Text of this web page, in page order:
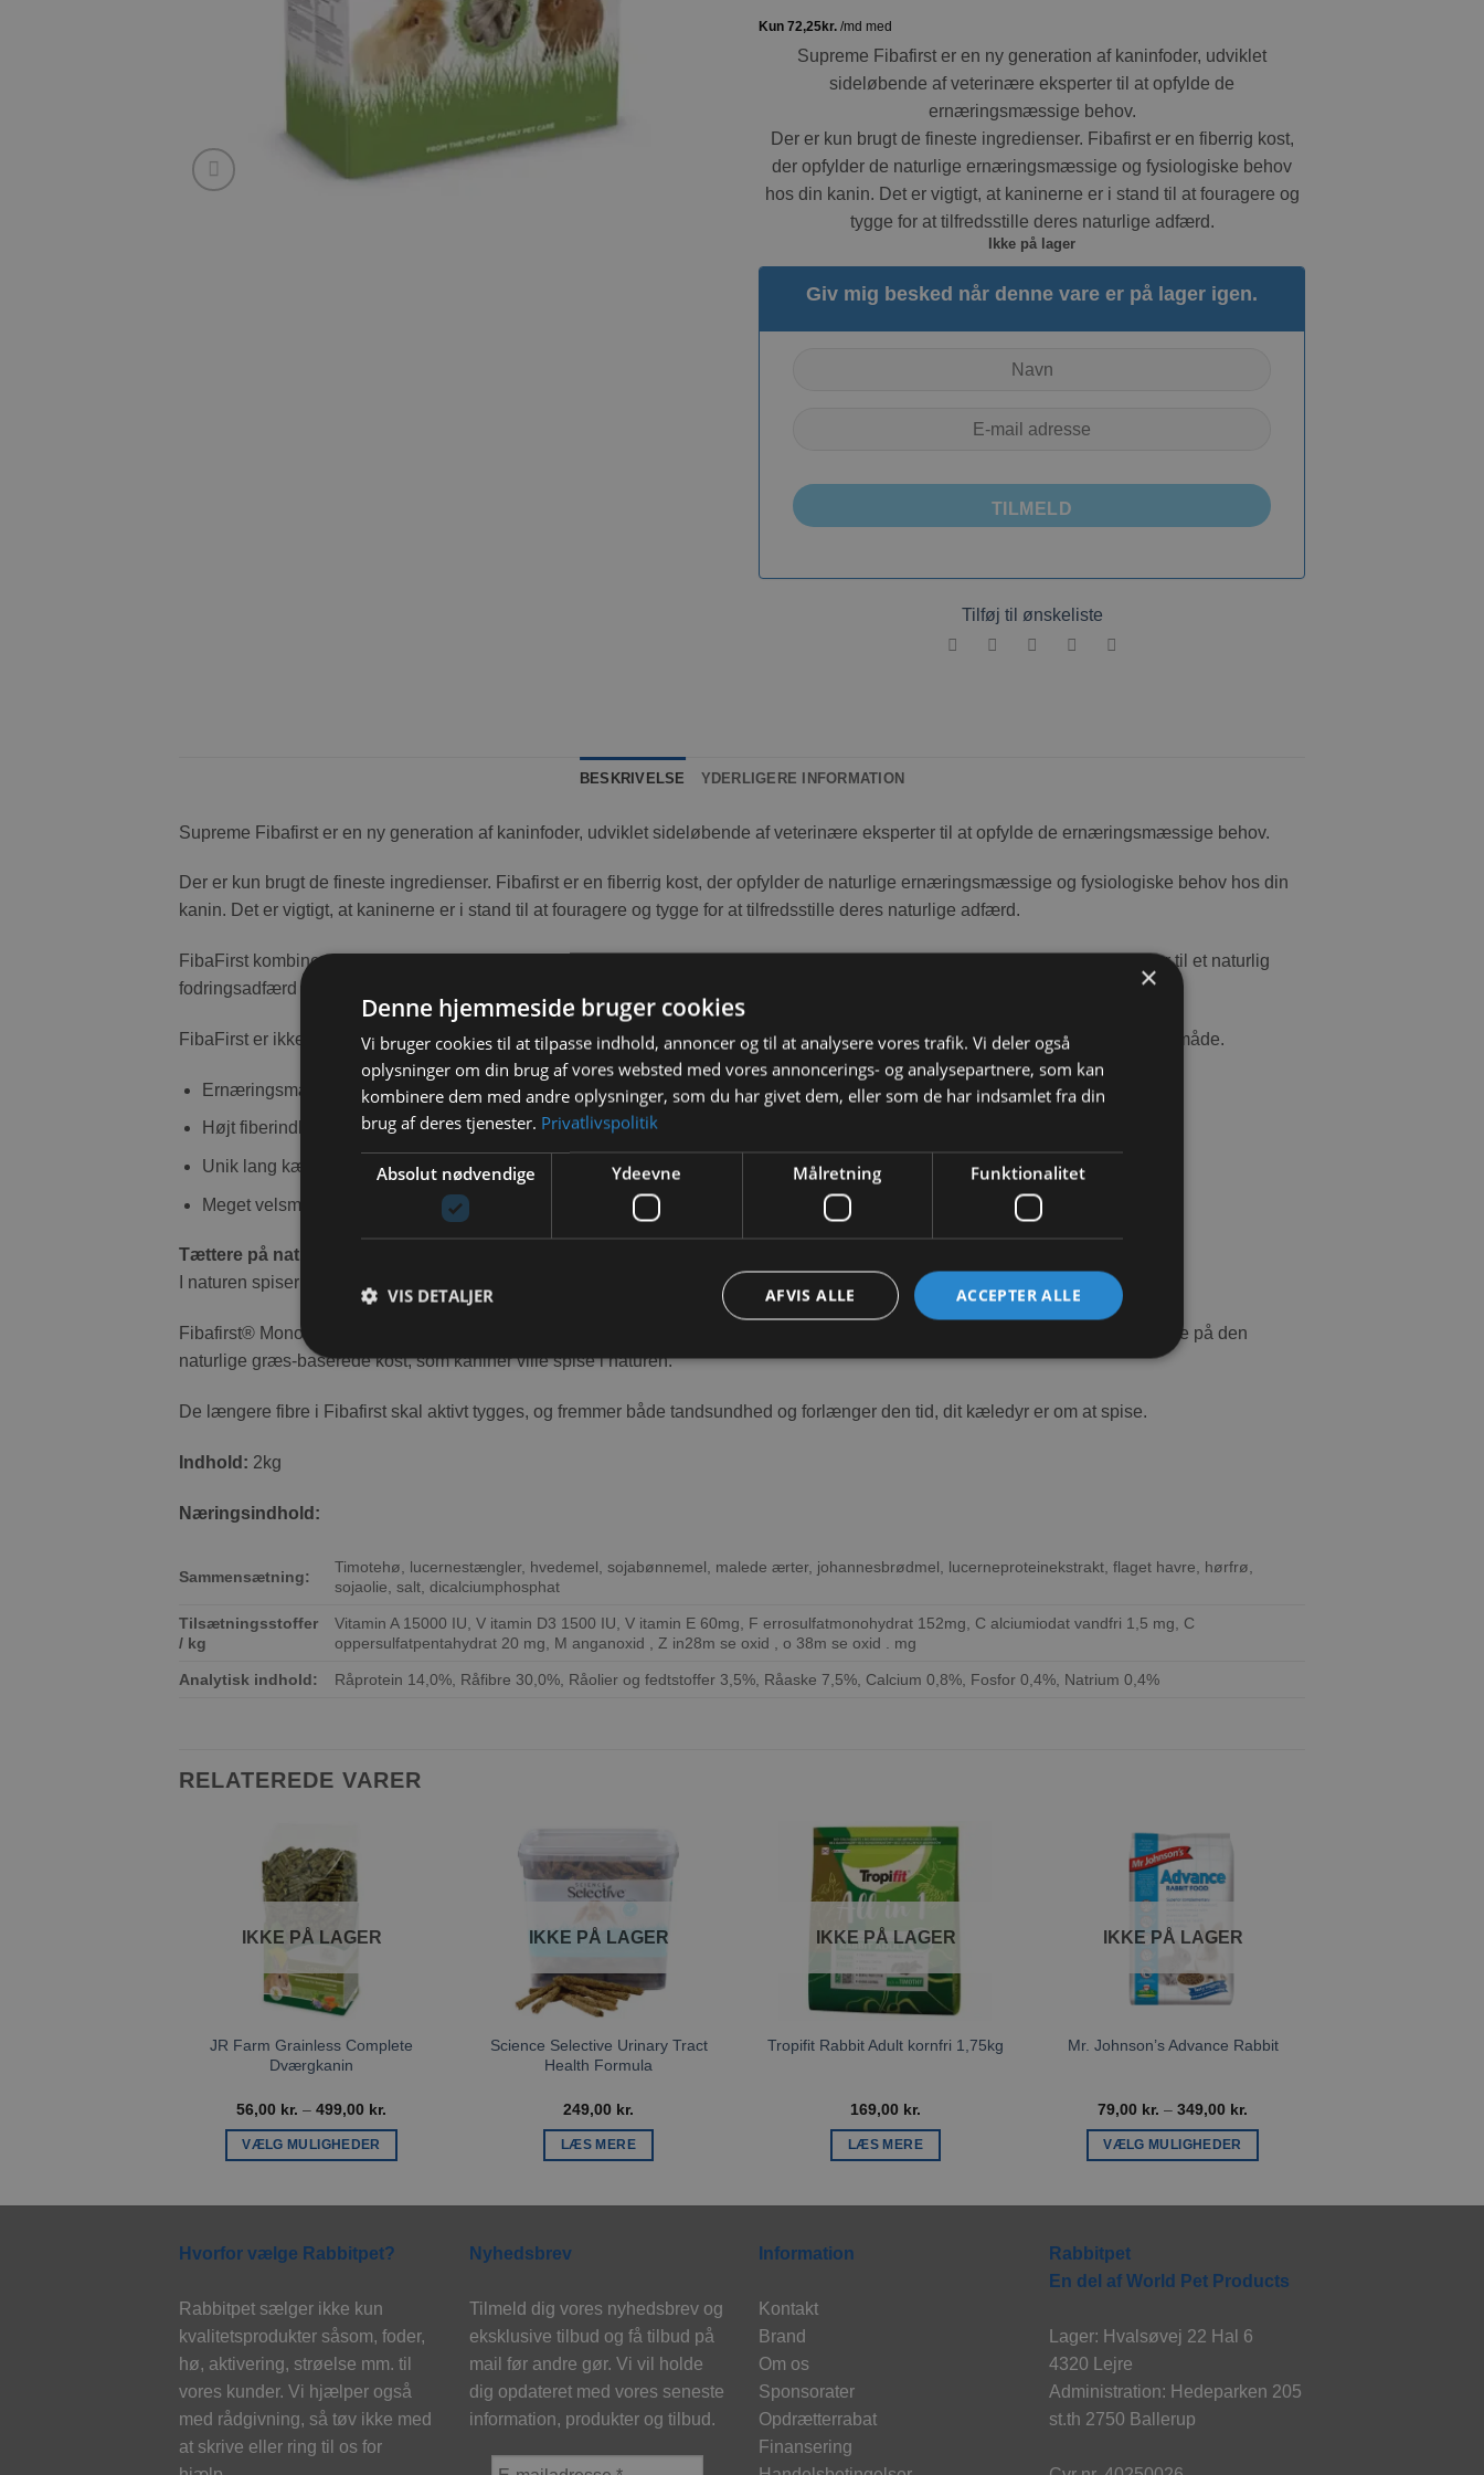
Supreme Fibafirst er en ny generation af kaninfoder, udviklet
sideløbende af veterinære eksperter til at opfylde de
ernæringsmæssige behov.
Der er kun brugt de fineste ingredienser. Fibafirst er en fiberrig kost,
der opfylder de naturlige ernæringsmæssige og fysiologiske behov
hos din kanin. Det er vigtigt, at kaninerne er i stand til at fouragere og
tygge for at tilfredsstille deres naturlige adfærd.
Ikke på lager
Giv mig besked når denne vare er på lager igen.
TILMELD
Tilføj til ønskeliste
BESKRIVELSE YDERLIGERE INFORMATION
Supreme Fibafirst er en ny generation af kaninfoder, udviklet sideløbende af veterinære eksperter til at opfylde de ernæringsmæssige behov.
Der er kun brugt de fineste ingredienser. Fibafirst er en fiberrig kost, der opfylder de naturlige ernæringsmæssige og fysiologiske behov hos din
kanin. Det er vigtigt, at kaninerne er i stand til at fouragere og tygge for at tilfredsstille deres naturlige adfærd.
FibaFirst kombinerer en lang række fibre med vigtige vitaminer og mineraler for at skabe en unik monoforage kost, der opfordrer til et naturlig
fodringsadfærd hos kaniner
FibaFirst er ikke bare et nyt foder, det er et nyt koncept i fodring. Fuld af kvalitets ingredienser, lavet på en enkel og ukompliceret måde.
Ernæringsmæssigt afbalanceret og komplet.
Højt fiberindhold – op til 30%.
Unik lang kæde af fiberstrukturer – fremmer korrekt tygning og tandslid.
Meget velsmagende.
Tættere på naturen:
I naturen spiser kaniner græs og andre planter. Groft græs alene har et indhold på 20-25% fibre.
Fibafirst® Monoforage® er lavet af Supreme Petfoods til at give meget højere niveauer af fibre – op til 30% – som er meget tættere på den
naturlige græs-baserede kost, som kaniner ville spise i naturen.
De længere fibre i Fibafirst skal aktivt tygges, og fremmer både tandsundhed og forlænger den tid, dit kæledyr er om at spise.
Indhold: 2kg
Næringsindhold:
Sammensætning:
Timotehø, lucernestængler, hvedemel, sojabønnemel, malede ærter, johannesbrødmel, lucerneproteinekstrakt, flaget havre, hørfrø,
sojaolie, salt, dicalciumphosphat
Tilsætningsstoffer
/ kg
Vitamin A 15000 IU, V itamin D3 1500 IU, V itamin E 60mg, F errosulfatmonohydrat 152mg, C alciumiodat vandfri 1,5 mg, C
oppersulfatpentahydrat 20 mg, M anganoxid , Z in28m se oxid , o 38m se oxid . mg
Analytisk indhold: Råprotein 14,0%, Råfibre 30,0%, Råolier og fedtstoffer 3,5%, Råaske 7,5%, Calcium 0,8%, Fosfor 0,4%, Natrium 0,4%
RELATEREDE VARER
IKKE PÅ LAGER
JR Farm Grainless Complete
Dværgkanin
56,00 kr. – 499,00 kr.
VÆLG MULIGHEDER
flere
Mulighederne
kan
på
varesiden
Tilføj til
IKKE PÅ LAGER
Science Selective Urinary Tract
Health Formula
249,00 kr.
LÆS MERE
ønskeliste
IKKE PÅ LAGER
Tropifit Rabbit Adult kornfri 1,75kg
169,00 kr.
LÆS MERE
IKKE PÅ LAGER
Mr. Johnson’s Advance Rabbit
79,00 kr. – 349,00 kr.
VÆLG MULIGHEDER
varianter.
vælges
varesiden
Hvorfor vælge Rabbitpet?
Rabbitpet sælger ikke kun
kvalitetsprodukter såsom, foder,
hø, aktivering, strøelse mm. til
vores kunder. Vi hjælper også
med rådgivning, så tøv ikke med
at skrive eller ring til os for
Nyhedsbrev
Tilmeld dig vores nyhedsbrev og
eksklusive tilbud og få tilbud på
mail før andre gør. Vi vil holde
dig opdateret med vores seneste
information, produkter og tilbud.
Information
Kontakt
Brand
Om os
Sponsorater
Opdrætterrabat
Finansering
Rabbitpet
En del af World Pet Products
Lager: Hvalsøvej 22 Hal 6
4320 Lejre
Administration: Hedeparken 205
st.th 2750 Ballerup
×
Denne hjemmeside bruger cookies
Vi bruger cookies til at tilpasse indhold, annoncer og til at analysere vores trafik. Vi deler også
oplysninger om din brug af vores websted med vores annoncerings- og analysepartnere, som kan
kombinere dem med andre oplysninger, som du har givet dem, eller som de har indsamlet fra din
brug af deres tjenester. Privatlivspolitik
Absolut nødvendige Ydeevne Målretning Funktionalitet
ACCEPTER ALLE
AFVIS ALLE
VIS DETALJER